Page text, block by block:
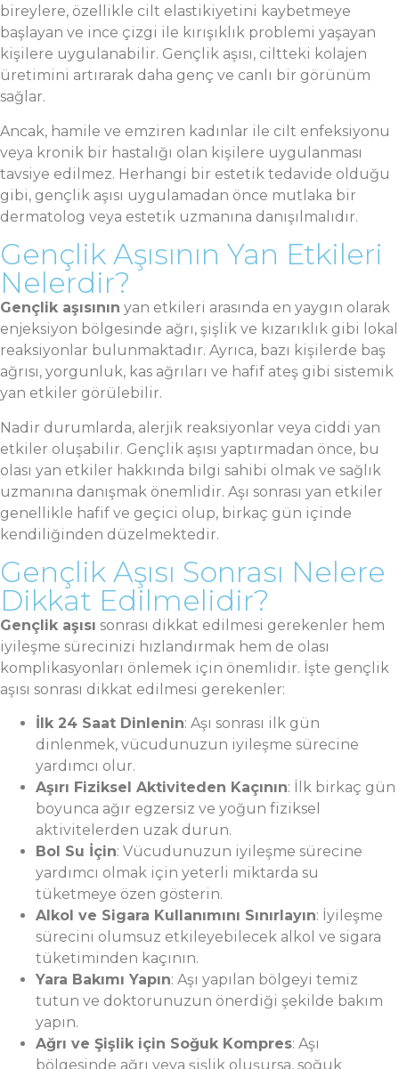
bireylere, özellikle cilt elastikiyetini kaybetmeye
başlayan ve ince çizgi ile kırışıklık problemi yaşayan
kişilere uygulanabilir. Gençlik aşısı, ciltteki kolajen
üretimini artırarak daha genç ve canlı bir görünüm
sağlar.
Ancak, hamile ve emziren kadınlar ile cilt enfeksiyonu
veya kronik bir hastalığı olan kişilere uygulanması
tavsiye edilmez. Herhangi bir estetik tedavide olduğu
gibi, gençlik aşısı uygulamadan önce mutlaka bir
dermatolog veya estetik uzmanına danışılmalıdır.
Gençlik Aşısının Yan Etkileri
Nelerdir?
Gençlik aşısının yan etkileri arasında en yaygın olarak
enjeksiyon bölgesinde ağrı, şişlik ve kızarıklık gibi lokal
reaksiyonlar bulunmaktadır. Ayrıca, bazı kişilerde baş
ağrısı, yorgunluk, kas ağrıları ve hafif ateş gibi sistemik
yan etkiler görülebilir.
Nadir durumlarda, alerjik reaksiyonlar veya ciddi yan
etkiler oluşabilir. Gençlik aşısı yaptırmadan önce, bu
olası yan etkiler hakkında bilgi sahibi olmak ve sağlık
uzmanına danışmak önemlidir. Aşı sonrası yan etkiler
genellikle hafif ve geçici olup, birkaç gün içinde
kendiliğinden düzelmektedir.
Gençlik Aşısı Sonrası Nelere
Dikkat Edilmelidir?
Gençlik aşısı sonrası dikkat edilmesi gerekenler hem
iyileşme sürecinizi hızlandırmak hem de olası
komplikasyonları önlemek için önemlidir. İşte gençlik
aşısı sonrası dikkat edilmesi gerekenler:
İlk 24 Saat Dinlenin: Aşı sonrası ilk gün
dinlenmek, vücudunuzun iyileşme sürecine
yardımcı olur.
Aşırı Fiziksel Aktiviteden Kaçının: İlk birkaç gün
boyunca ağır egzersiz ve yoğun fiziksel
aktivitelerden uzak durun.
Bol Su İçin: Vücudunuzun iyileşme sürecine
yardımcı olmak için yeterli miktarda su
tüketmeye özen gösterin.
Alkol ve Sigara Kullanımını Sınırlayın: İyileşme
sürecini olumsuz etkileyebilecek alkol ve sigara
tüketiminden kaçının.
Yara Bakımı Yapın: Aşı yapılan bölgeyi temiz
tutun ve doktorunuzun önerdiği şekilde bakım
yapın.
Ağrı ve Şişlik için Soğuk Kompres: Aşı
bölgesinde ağrı veya şişlik oluşursa, soğuk